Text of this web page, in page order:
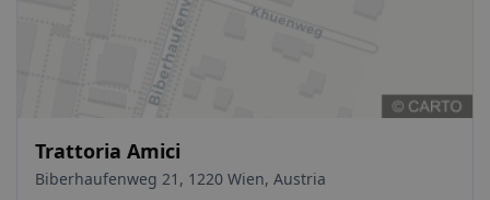
Trattoria Amici
Biberhaufenweg 21, 1220 Wien, Austria